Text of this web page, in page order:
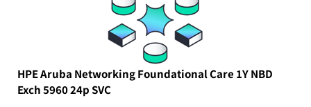
HPE Aruba Networking Foundational Care 1Y NBD
Exch 5960 24p SVC